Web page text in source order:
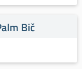
Bič